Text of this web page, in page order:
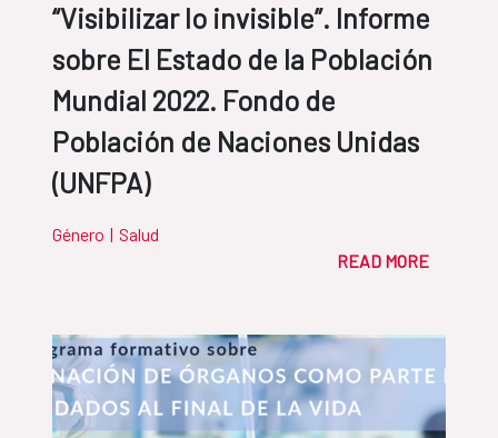
“Visibilizar lo invisible”. Informe
sobre El Estado de la Población
Mundial 2022. Fondo de
Población de Naciones Unidas
(UNFPA)
Género | Salud
READ MORE